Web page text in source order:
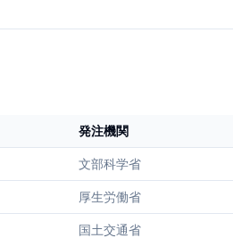
発注機関
文部科学省
厚生労働省
国土交通省